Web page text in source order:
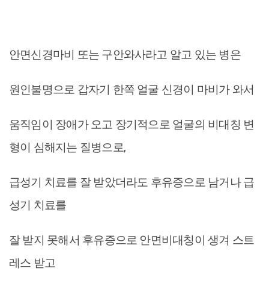
안면신경마비 또는 구안와사라고 알고 있는 병은
원인불명으로 갑자기 한쪽 얼굴 신경이 마비가 와서
움직임이 장애가 오고 장기적으로 얼굴의 비대칭 변
형이 심해지는 질병으로,
급성기 치료를 잘 받았더라도 후유증으로 남거나 급
성기 치료를
잘 받지 못해서 후유증으로 안면비대칭이 생겨 스트
레스 받고